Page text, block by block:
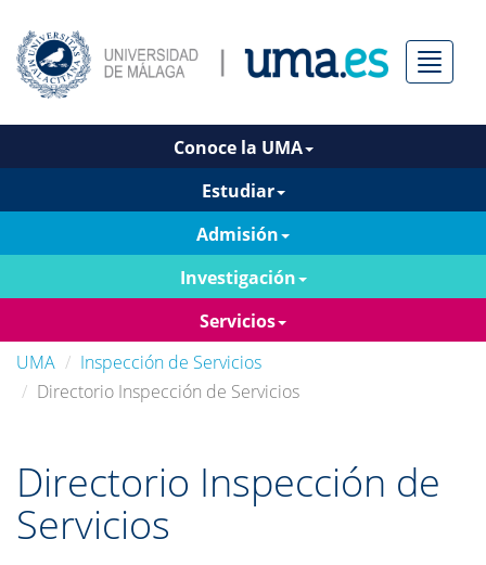
Menú
Conoce la UMA
Estudiar
Admisión
Investigación
Servicios
UMA
Inspección de Servicios
Directorio Inspección de Servicios
Directorio Inspección de
Servicios